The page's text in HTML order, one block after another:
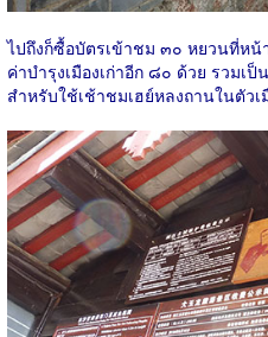
ไปถึงก็ซื้อบัตรเข้าชม ๓๐ หยวนที่หน้
ค่าบำรุงเมืองเก่าอีก ๘๐ ด้วย รวมเ
สำหรับใช้เช้าชมเฮย์หลงถานในตัวเ